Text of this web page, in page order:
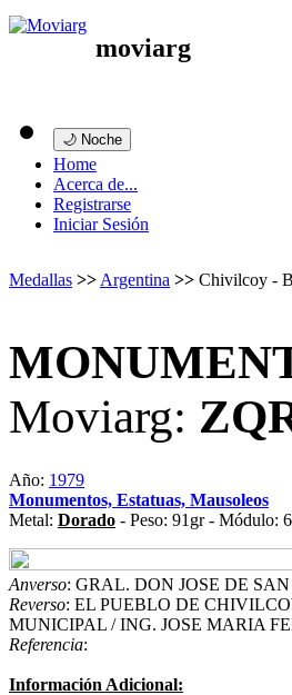
moviarg
🌙 Noche
Home
Acerca de...
Registrarse
Iniciar Sesión
Medallas >> Argentina >> Chivilcoy -
Moviarg:
Año: 1979
Monumentos, Estatuas, Mausoleos
Metal: Dorado - Peso: 91gr - Módulo:
Anverso: GRAL. DON JOSE DE
Reverso: EL PUEBLO DE
MUNICIPAL / ING. JOSE MARIA
Referencia:
Información Adicional: